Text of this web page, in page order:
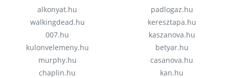
alkonyat.hu
walkingdead.hu
007.hu
kulonvelemeny.hu
murphy.hu
chaplin.hu
padlogaz.hu
keresztapa.hu
kaszanova.hu
betyar.hu
casanova.hu
kan.hu